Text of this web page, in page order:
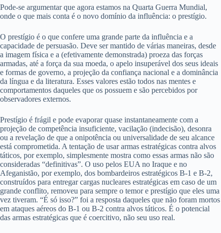
Pode-se argumentar que agora estamos na Quarta Guerra Mundial,
onde o que mais conta é o novo domínio da influência: o prestígio.
O prestígio é o que confere uma grande parte da influência e a
capacidade de persuasão. Deve ser mantido de várias maneiras, desde
a imagem física e a (efetivamente demonstrada) proeza das forças
armadas, até a força da sua moeda, o apelo insuperável dos seus ideais
e formas de governo, a projeção da confiança nacional e a dominância
da língua e da literatura. Esses valores estão todos nas mentes e
comportamentos daqueles que os possuem e são percebidos por
observadores externos.
Prestígio é frágil e pode evaporar quase instantaneamente com a
projeção de competência insuficiente, vacilação (indecisão), desonra
ou a revelação de que a onipotência ou universalidade de seu alcance
está comprometida. A tentação de usar armas estratégicas contra alvos
táticos, por exemplo, simplesmente mostra como essas armas não são
consideradas “definitivas”. O uso pelos EUA no Iraque e no
Afeganistão, por exemplo, dos bombardeiros estratégicos B-1 e B-2,
construídos para entregar cargas nucleares estratégicas em caso de um
grande conflito, removeu para sempre o temor e prestígio que eles uma
vez tiveram. “É só isso?” foi a resposta daqueles que não foram mortos
em ataques aéreos do B-1 ou B-2 contra alvos táticos. É o potencial
das armas estratégicas que é coercitivo, não seu uso real.